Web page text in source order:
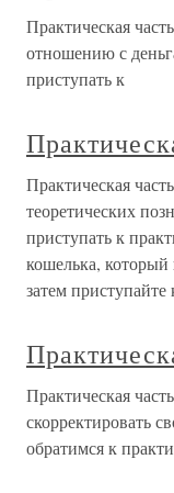
Практическая
отношению с
приступать к
Практическая
теоретических
приступать к
кошелька,
затем
Практическая
скорректировать
обратимся к